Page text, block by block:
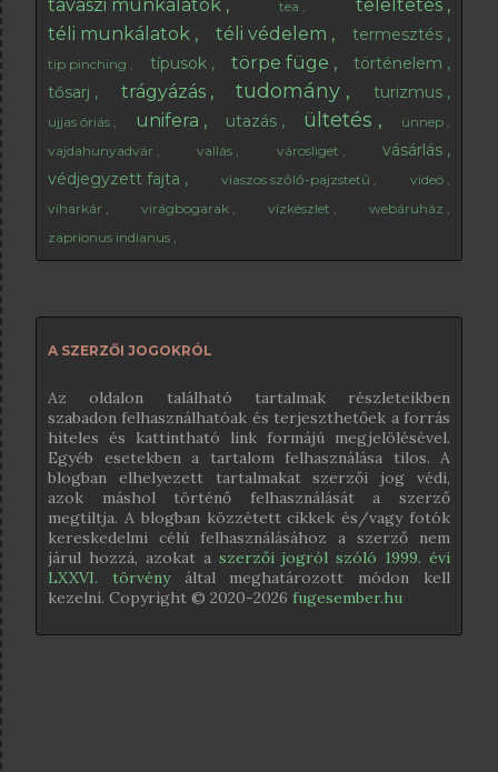
tavaszi munkálatok tea
teleltetés
téli munkálatok
téli védelem termesztés
tip pinching típusok törpe füge
történelem
tősarj
trágyázás tudomány turizmus
ujjas óriás unifera utazás ültetés
ünnep
vajdahunyadvár
vallás városliget
vásárlás
védjegyzett fajta
viaszos szőlő-pajzstetű
videó
viharkár
virágbogarak vízkészlet
webáruház
zaprionus indianus
A SZERZŐI JOGOKRÓL
Az oldalon található tartalmak részleteikben
szabadon felhasználhatóak és terjeszthetőek a forrás
hiteles és kattintható link formájú megjelölésével.
Egyéb esetekben a tartalom felhasználása tilos. A
blogban elhelyezett tartalmakat szerzői jog védi,
azok máshol történő felhasználását a szerző
megtiltja. A blogban közzétett cikkek és/vagy fotók
kereskedelmi célú felhasználásához a szerző nem
járul hozzá, azokat a szerzői jogról szóló 1999. évi
LXXVI. törvényáltal meghatározott módon kell
kezelni. Copyright © 2020-2026 fugesember.hu